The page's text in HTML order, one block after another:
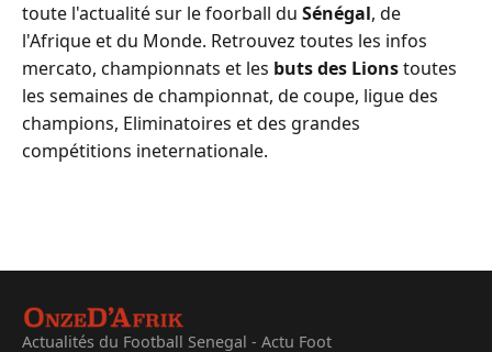
toute l'actualité sur le foorball du Sénégal, de
l'Afrique et du Monde. Retrouvez toutes les infos
mercato, championnats et les buts des Lionstoutes
les semaines de championnat, de coupe, ligue des
champions, Eliminatoires et des grandes
compétitions ineternationale.
Actualités du Football Senegal - Actu Foot